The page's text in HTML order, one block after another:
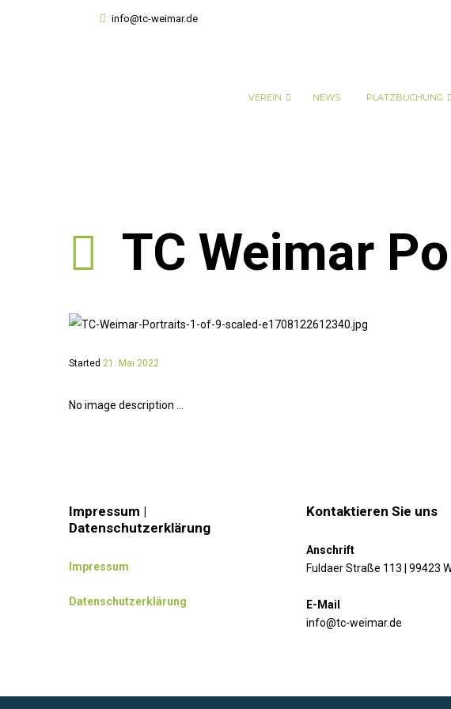
info@tc-weimar.de
VEREIN NEWS PLATZBUCHUNG
TC Weimar
Started 21. Mai 2022
No image description ...
Impressum |
Datenschutzerklärung
Impressum
Datenschutzerklärung
Kontaktieren Sie uns
Anschrift
Fuldaer Straße 113 | 99423
E-Mail
info@tc-weimar.de